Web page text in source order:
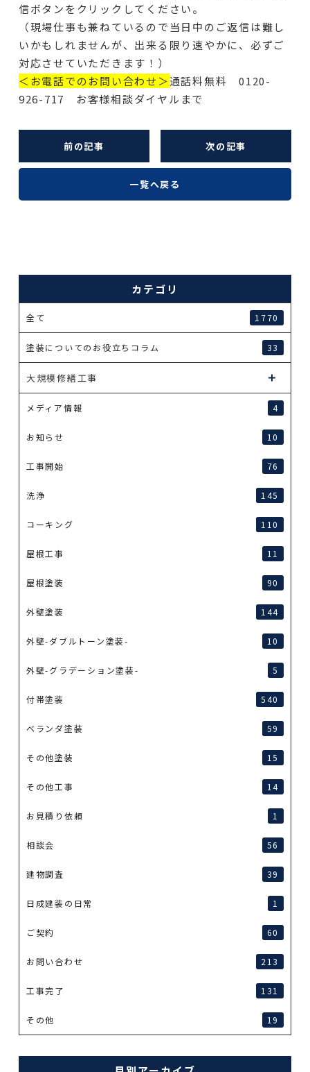
信ボタンをクリックしてください。
（現場仕事も兼ねているので当日中のご返信は難し
いかもしれませんが、出来る限り速やかに、必ずご
対応させていただきます！）
＜お電話でのお問い合わせ＞通話料無料 0120-
926-717 お客様相談ダイヤルまで
前の記事 次の記事
一覧へ戻る
カテゴリ
全て 1770
塗装についてのお役立ちコラム 33
大規模修繕工事
メディア情報 4
お知らせ 10
工事開始 76
洗浄 145
コーキング 110
屋根工事 11
屋根塗装 90
外壁塗装 144
外壁-ダブルトーン塗装- 10
外壁-グラデーション塗装- 5
付帯塗装 540
ベランダ塗装 59
その他塗装 15
その他工事 14
お見積り依頼 1
相談会 56
建物調査 39
日成建装の日常 1
ご契約 60
お問い合わせ 213
工事完了 131
その他 19